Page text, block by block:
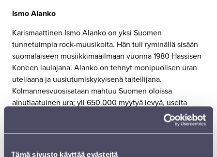
Tämä sivusto käyttää evästeitä
Ismo Alanko
Karismaattinen Ismo Alanko on yksi Suomen
tunnetuimpia rock-muusikoita. Hän tuli ryminällä sisään
suomalaiseen musiikkimaailmaan vuonna 1980 Hassisen
Koneen laulajana. Alanko on tehnyt monipuolisen uran
uteliaana ja uusiutumiskykyisenä taiteilijana.
Kolmannesvuosisataan mahtuu Suomen oloissa
ainutlaatuinen ura; yli 650.000 myytyä levyä, useita
Emma-patsaita ja loppuunmyytyjä kiertueita eri